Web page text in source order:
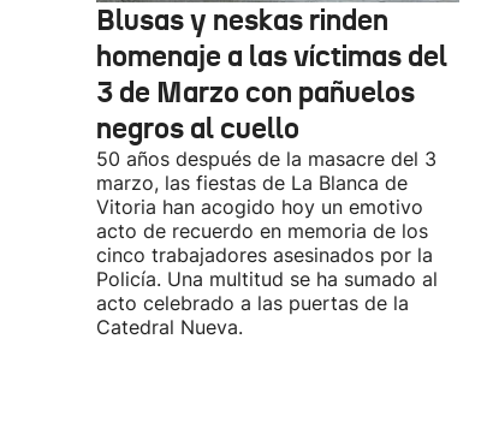
Blusas y neskas rinden
homenaje a las víctimas del
3 de Marzo con pañuelos
negros al cuello
50 años después de la masacre del 3
marzo, las fiestas de La Blanca de
Vitoria han acogido hoy un emotivo
acto de recuerdo en memoria de los
cinco trabajadores asesinados por la
Policía. Una multitud se ha sumado al
acto celebrado a las puertas de la
Catedral Nueva.